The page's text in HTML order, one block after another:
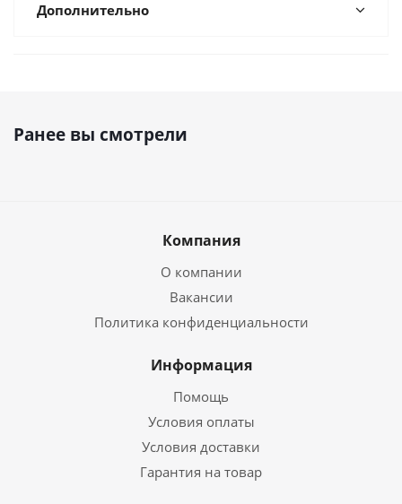
Дополнительно
Ранее вы смотрели
Компания
О компании
Вакансии
Политика конфиденциальности
Информация
Помощь
Условия оплаты
Условия доставки
Гарантия на товар